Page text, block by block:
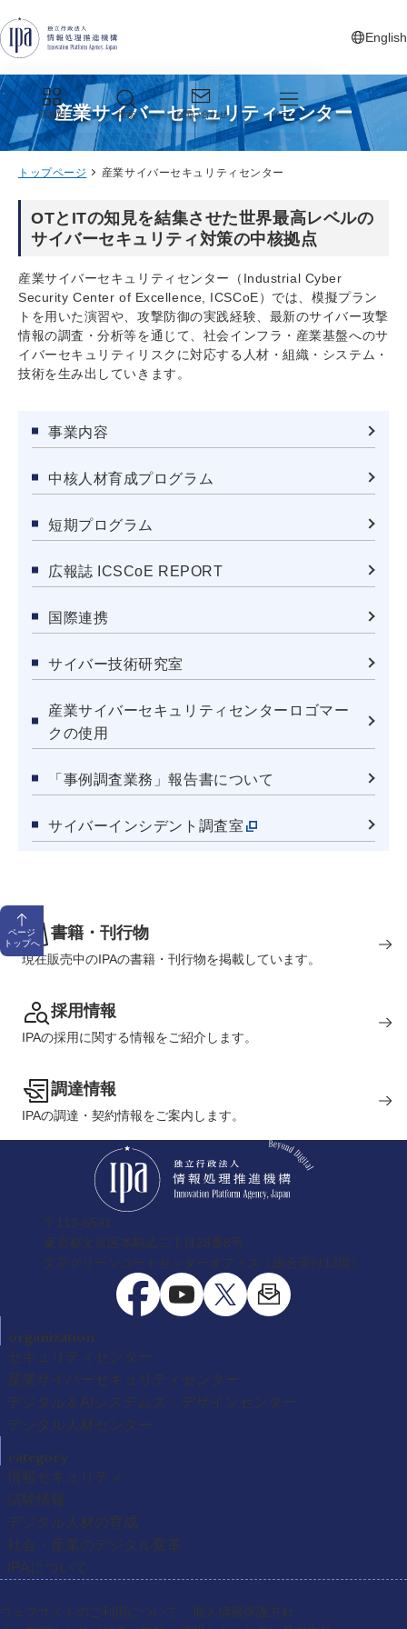
English
新しいタ
目的別 検索 お問い合わせ メニュー
産業サイバーセキュリティセンター
トップページ 産業サイバーセキュリティセンター
OTとITの知見を結集させた世界最高レベルの
サイバーセキュリティ対策の中核拠点
産業サイバーセキュリティセンター（Industrial Cyber
Security Center of Excellence, ICSCoE）では、模擬プラン
トを用いた演習や、攻撃防御の実践経験、最新のサイバー攻撃
情報の調査・分析等を通じて、社会インフラ・産業基盤へのサ
イバーセキュリティリスクに対応する人材・組織・システム・
技術を生み出していきます。
事業内容
中核人材育成プログラム
短期プログラム
広報誌 ICSCoE REPORT
国際連携
サイバー技術研究室
産業サイバーセキュリティセンターロゴマー
クの使用
「事例調査業務」報告書について
サイバーインシデント調査室
ページ
トップへ
書籍・刊行物
現在販売中のIPAの書籍・刊行物を掲載しています。
採用情報
IPAの採用に関する情報をご紹介します。
調達情報
IPAの調達・契約情報をご案内します。
〒113-6591
東京都文京区本駒込二丁目28番8号
文京グリーンコートセンターオフィス（総合受付13階）
organization
セキュリティセンター
産業サイバーセキュリティセンター
デジタル＆AIシステムズ・デザインセンター
デジタル人材センター
category
情報セキュリティ
試験情報
デジタル人材の育成
社会・産業のデジタル変革
IPAについて
ウェブサイトのご利用について
個人情報保護方針